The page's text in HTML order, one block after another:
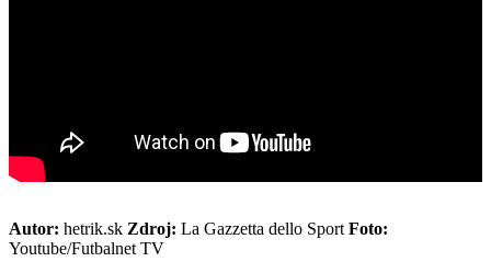
Autor: hetrik.sk Zdroj: La Gazzetta dello Sport Foto:
Youtube/Futbalnet TV